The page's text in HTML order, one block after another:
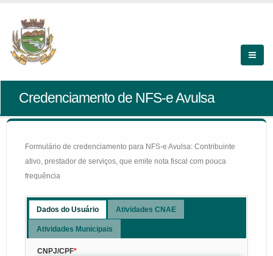
Credenciamento de NFS-e Avulsa
Formulário de credenciamento para NFS-e Avulsa: Contribuinte
ativo, prestador de serviços, que emite nota fiscal com pouca
frequência
Dados do Usuário Atividades CNAE
Atividades Municipais
CNPJ/CPF